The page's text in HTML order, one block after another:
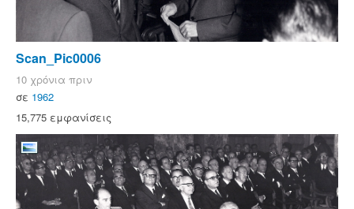
Scan_Pic0006
10 χρόνια πριν
σε 1962
15,775 εμφανίσεις